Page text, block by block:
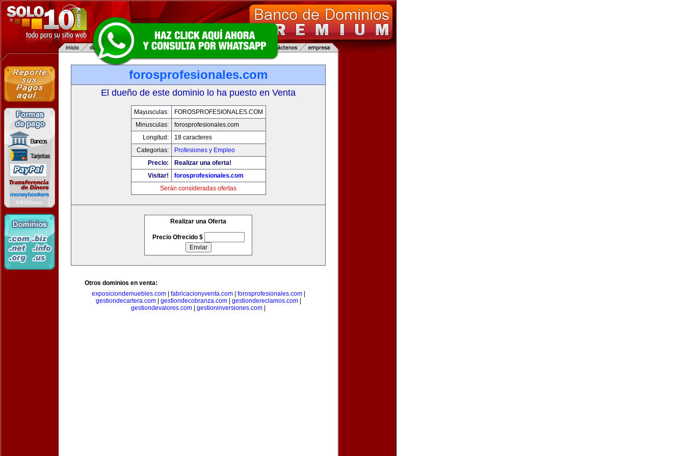
forosprofesionales.com
El dueño de este dominio lo ha puesto en Venta
Mayusculas:
FOROSPROFESIONALES.COM
Minusculas:
forosprofesionales.com
Longitud:
18 caracteres
Categorias:
Profesiones y Empleo
Precio:
Realizar una oferta!
Visitar!
forosprofesionales.com
Serán consideradas ofertas
Realizar una Oferta
Precio Ofrecido $
Otros dominios en venta:
exposiciondemuebles.com| fabricacionyventa.com| forosprofesionales.com|
gestiondecartera.com| gestiondecobranza.com| gestiondereclamos.com|
gestiondevalores.com
gestioninversiones.com